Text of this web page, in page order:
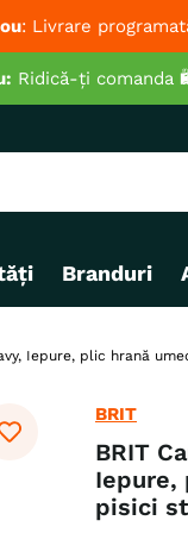
: Livrare
Ridică-ți comanda
Branduri
Iepure, plic hrană
BRIT
BRIT
Iepure,
pisici